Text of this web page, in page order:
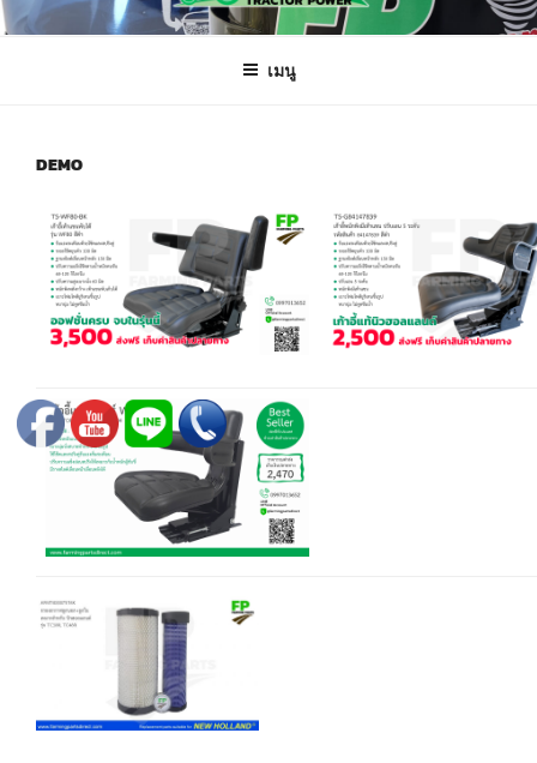
ข้ามFARMING PARTS DIRECT
ฟาร์มมิ่งพาร์ทไดเร็ค อะไหล่ รถไถ แทรกเตอร์ เครื่องมือจักรกลเกษตร จัดส่ง
เมนู
DEMO